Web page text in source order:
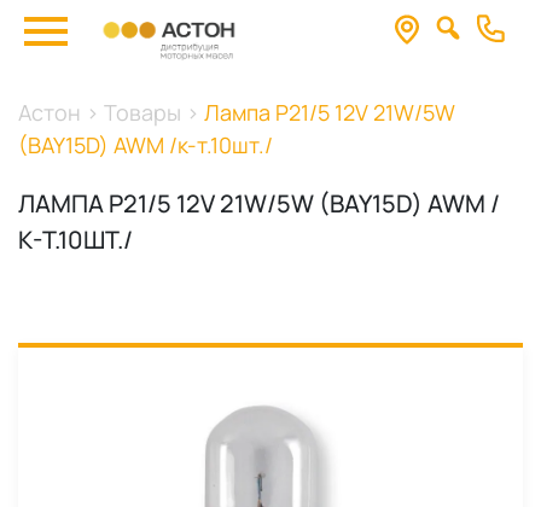
Астон > Товары > Лампа P21/5 12V 21W/5W
(BAY15D) AWM /к-т.10шт./
ЛАМПА P21/5 12V 21W/5W (BAY15D) AWM /
К-Т.10ШТ./